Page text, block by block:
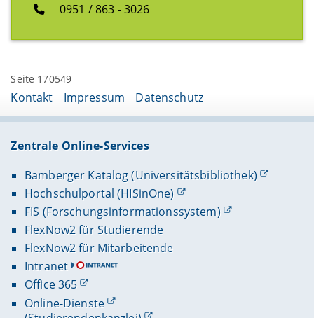
0951 / 863 - 3026
Seite 170549
Kontakt Impressum Datenschutz
Zentrale Online-Services
Bamberger Katalog (Universitätsbibliothek)
Hochschulportal (HISinOne)
FIS (Forschungsinformationssystem)
FlexNow2 für Studierende
FlexNow2 für Mitarbeitende
Intranet
Office 365
Online-Dienste